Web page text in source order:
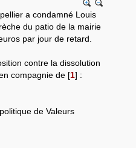
a condamné Louis
du patio de la mairie
par jour de retard.
contre la dissolution
en compagnie de [1] :
de Valeurs